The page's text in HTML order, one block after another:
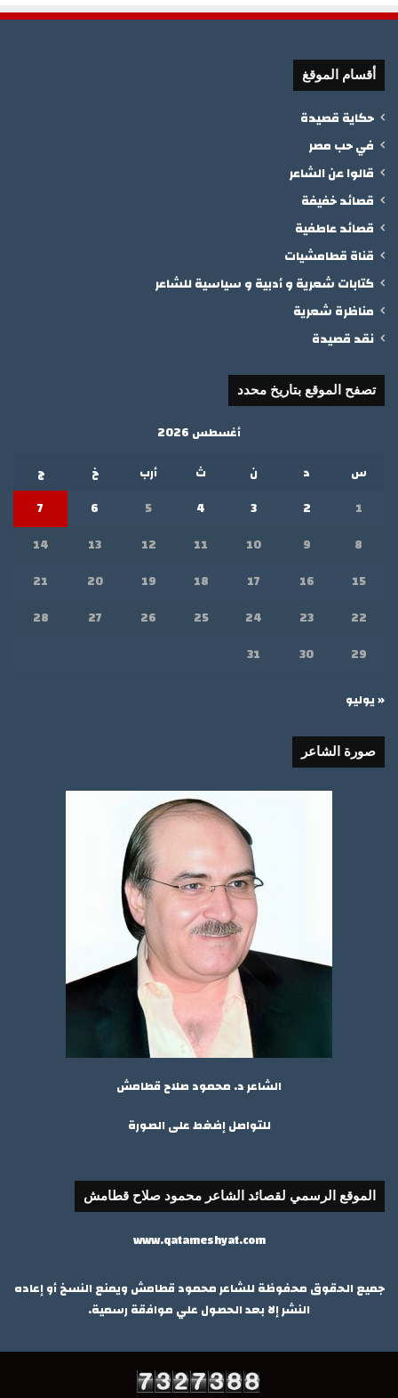
أقسام الموقغ
حكاية قصيدة
في حب مصر
قالوا عن الشاعر
قصائد خفيفة
قصائد عاطفية
قناة قطامشيات
كتابات شعرية و أدبية و سياسية للشاعر
مناظرة شعرية
نقد قصيدة
تصفح الموقع بتاريخ محدد
أغسطس 2026
س
د ن ث أرب خ
ج
1
2
3
4
5
6
7
8
9
10
11
12
13
14
15
16
17
18
19
20
21
22
23
24
25
26
27
28
29
30
31
« يوليو
صورة الشاعر
الشاعر د. محمود صلاح قطامش
للتواصل إضغط على الصورة
الموقع الرسمي لقصائد الشاعر محمود صلاح قطامش
www.qatameshyat.com
جميع الحقوق محفوظة للشاعر محمود قطامش ويمنع النسخ أو إعاده
النشر إلا بعد الحصول علي موافقة رسمية.